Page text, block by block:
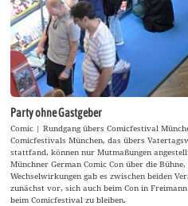
Party ohne Gastgeber
Comic | Rundgang übers Comicfestival
Comicfestivals München, das übers
stattfand, können nur Mutmaßungen
Münchner German Comic Con über die
Wechselwirkungen gab es zwischen beiden
zunächst vor, sich auch beim Con in
beim Comicfestival zu bleiben.